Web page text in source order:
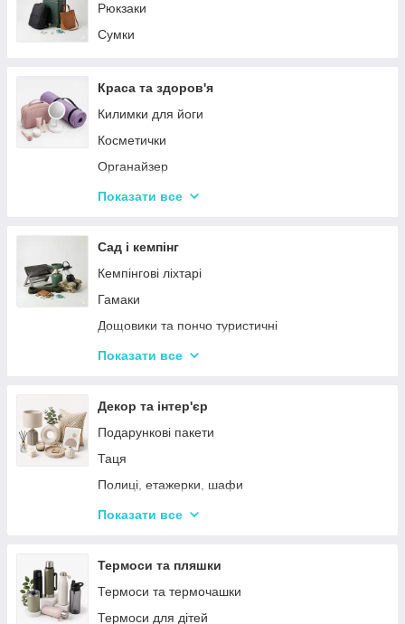
Рюкзаки
Сумки
Краса та здоров'я
Килимки для йоги
Косметички
Органайзер
Косметичні дзеркала
Стайлери
Плойки
Машинки для стриження
Воскоплави
Лампи для манікюр
Електробритви
Фени
Гофре та випрямлячі для волосся
Ручні масажери для тіла
Показати все
Сад і кемпінг
Кемпінгові ліхтарі
Гамаки
Дощовики та пончо туристичні
Садове освітлення
Термосумки
Туристичні інструменти та набори
Туристичні нагрівачі
Туристичні плити
Аксесуари
Мангали
Набори для пікніка
Туристичні килимки
Показати все
Декор та інтер'єр
Подарункові пакети
Таця
Полиці, етажерки, шафи
Серветки сервірувальні
Сміттєві відра
Новогодний декор
Декоративні таці
Показати все
Термоси та пляшки
Термоси та термочашки
Термоси для дітей